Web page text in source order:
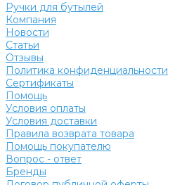
Ручки для бутылей
Компания
Новости
Статьи
Отзывы
Политика конфиденциальности
Сертификаты
Помощь
Условия оплаты
Условия доставки
Правила возврата товара
Помощь покупателю
Вопрос - ответ
Бренды